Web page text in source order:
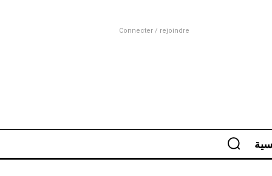
Connecter / rejoindre